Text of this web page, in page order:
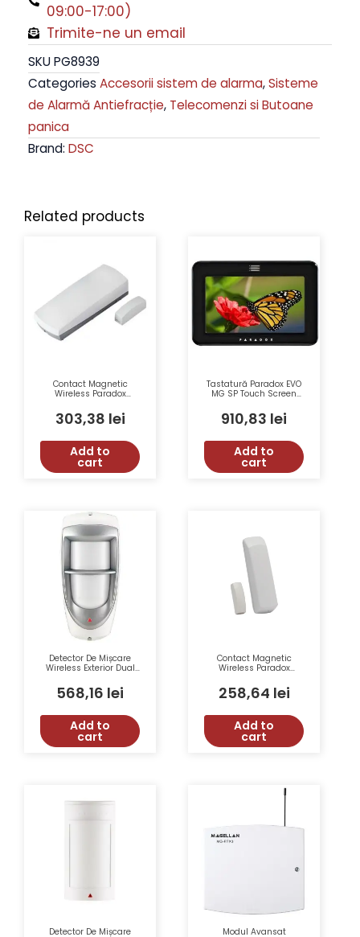
09:00-17:00)
Trimite-ne un email
SKUPG8939
Categories Accesorii sistem de alarma,Sisteme
de Alarmă Antiefracție, Telecomenzi si Butoane
panica
Brand: DSC
Related products
Contact Magnetic
Wireless Paradox
Reed 433/868 MHz RF
70 m
303,38 lei
Add to
cart
Tastatură Paradox EVO
MG SP Touch Screen
Ieșiri PGM
910,83 lei
Add to
cart
Detector De Mișcare
Wireless Exterior Dual
M, Unghi 90°, Pet
Immunity 40 Kg,
568,16 lei
Add to
cart
Contact Magnetic
Wireless Paradox
Zone, 433/868 MHz,
Raza 60 m, Alb
258,64 lei
Add to
cart
Detector De Mișcare
Modul Avansat